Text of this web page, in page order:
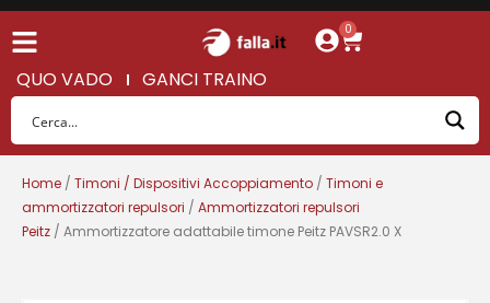
0
QUO VADO GANCI TRAINO
Home / Timoni / Dispositivi Accoppiamento / Timoni e
ammortizzatori repulsori / Ammortizzatori repulsori
Peitz / Ammortizzatore adattabile timone Peitz PAVSR2.0 X